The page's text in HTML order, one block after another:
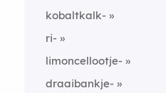
kobaltkalk-
ri-
limoncellootje-
draaibankje-